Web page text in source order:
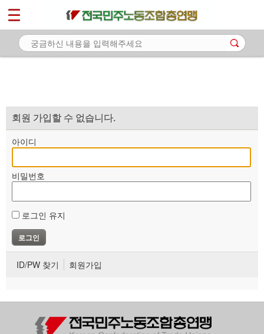
회원 가입할 수 없습니다.
아이디
비밀번호
로그인 유지
ID/PW 찾기 회원가입
마이페이지
소개
자료
부설기관